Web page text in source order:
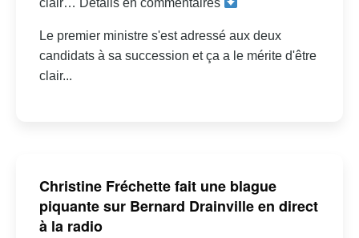
Le premier ministre s'est adressé aux deux
candidats à sa succession et ça a le mérite d'être
clair...
Christine Fréchette fait une blague
piquante sur Bernard Drainville en direct
à la radio